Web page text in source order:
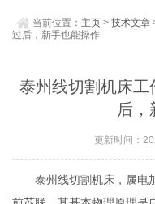
当前位置： 主页 >技术文章
过后，新手也能操作
泰州线切割机床工
后，
更新时间：
泰州线切割机床，属电